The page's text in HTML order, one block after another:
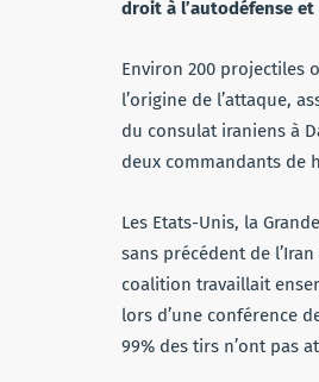
droit à l’autodéfense et
Environ 200 projectiles
l’origine de l’attaque,
du consulat iraniens à
deux commandants de
Les Etats-Unis, la
sans précédent de
coalition travaillait
lors d’une conférence
99% des tirs n’ont pas